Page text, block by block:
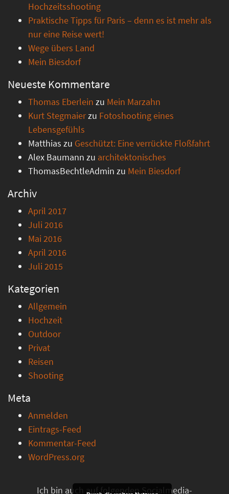
Hochzeitsshooting
Praktische Tipps für Paris – denn es ist mehr als
nur eine Reise wert!
Wege übers Land
Mein Biesdorf
Neueste Kommentare
Thomas Eberlein zu Mein Marzahn
Kurt Stegmaierzu Fotoshooting eines
Lebensgefühls
Matthias zu Geschützt: Eine verrückte Floßfahrt
Alex Baumann zu architektonisches
ThomasBechtleAdmin zu Mein Biesdorf
Archiv
April 2017
Juli 2016
Mai 2016
April 2016
Juli 2015
Kategorien
Allgemein
Hochzeit
Outdoor
Privat
Reisen
Shooting
Meta
Anmelden
Eintrags-Feed
Kommentar-Feed
WordPress.org
Ich bin auch auf folgenden Socialmedia-